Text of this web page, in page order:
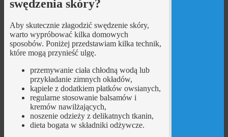
swędzenia skóry?
Aby skutecznie złagodzić swędzenie skóry,
warto wypróbować kilka domowych
sposobów. Poniżej przedstawiam kilka technik,
które mogą przynieść ulgę.
przemywanie ciała chłodną wodą lub
przykładanie zimnych okładów,
kąpiele z dodatkiem płatków owsianych,
regularne stosowanie balsamów i
kremów nawilżających,
noszenie odzieży z delikatnych tkanin,
dieta bogata w składniki odżywcze.